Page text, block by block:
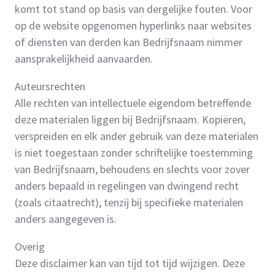
komt tot stand op basis van dergelijke fouten. Voor
op de website opgenomen hyperlinks naar websites
of diensten van derden kan Bedrijfsnaam nimmer
aansprakelijkheid aanvaarden.
Auteursrechten
Alle rechten van intellectuele eigendom betreffende
deze materialen liggen bij Bedrijfsnaam. Kopiëren,
verspreiden en elk ander gebruik van deze materialen
is niet toegestaan zonder schriftelijke toestemming
van Bedrijfsnaam, behoudens en slechts voor zover
anders bepaald in regelingen van dwingend recht
(zoals citaatrecht), tenzij bij specifieke materialen
anders aangegeven is.
Overig
Deze disclaimer kan van tijd tot tijd wijzigen. Deze